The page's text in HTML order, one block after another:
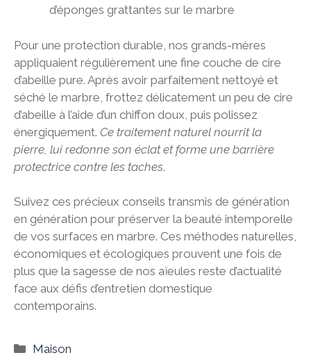
d’éponges grattantes sur le marbre
Pour une protection durable, nos grands-mères
appliquaient régulièrement une fine couche de cire
d’abeille pure. Après avoir parfaitement nettoyé et
séché le marbre, frottez délicatement un peu de cire
d’abeille à l’aide d’un chiffon doux, puis polissez
énergiquement. Ce traitement naturel nourrit la
pierre, lui redonne son éclat et forme une barrière
protectrice contre les taches.
Suivez ces précieux conseils transmis de génération
en génération pour préserver la beauté intemporelle
de vos surfaces en marbre. Ces méthodes naturelles,
économiques et écologiques prouvent une fois de
plus que la sagesse de nos aïeules reste d’actualité
face aux défis d’entretien domestique
contemporains.
Catégories
Maison